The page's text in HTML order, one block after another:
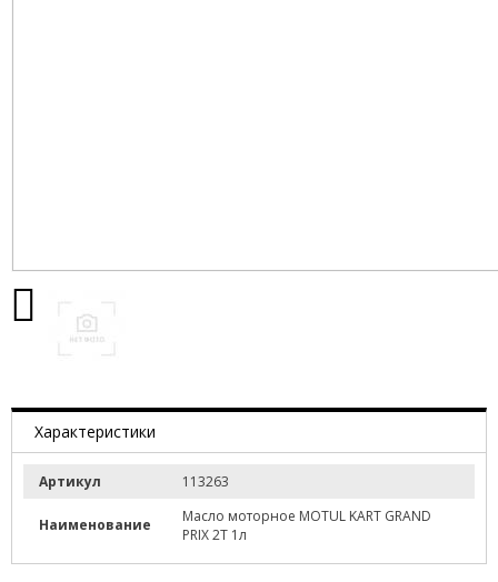
Характеристики
Артикул 113263
Наименование
Масло моторное MOTUL KART GRAND
PRIX 2Т 1л